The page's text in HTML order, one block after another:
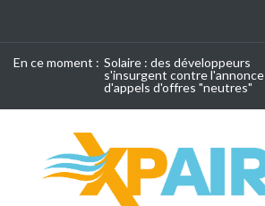
En ce moment : Solaire : des développeurs
s'insurgent contre l'annonce
d'appels d'offres "neutres"